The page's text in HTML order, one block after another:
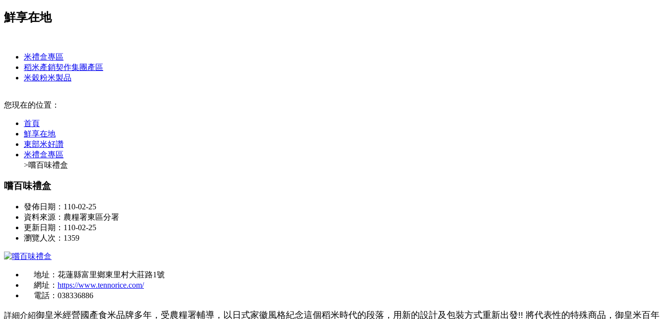
鮮享在地
米禮盒專區
稻米產銷契作集團產區
米穀粉米製品
您現在的位置：
首頁
鮮享在地
東部米好讚
米禮盒專區
>嚐百味禮盒
嚐百味禮盒
發佈日期：110-02-25
資料來源：農糧署東區分署
更新日期：110-02-25
瀏覽人次：1359
地址：花蓮縣富里鄉東里村大莊路1號
網址： https://www.tennorice.com/
電話：038336886
詳細介紹御皇米經營國產食米品牌多年，受農糧署輔導，以日式家徽風格紀念這個稻米時代的段落，用新的設計及包裝方式重新出發!! 將代表性的特殊商品，御皇米百年